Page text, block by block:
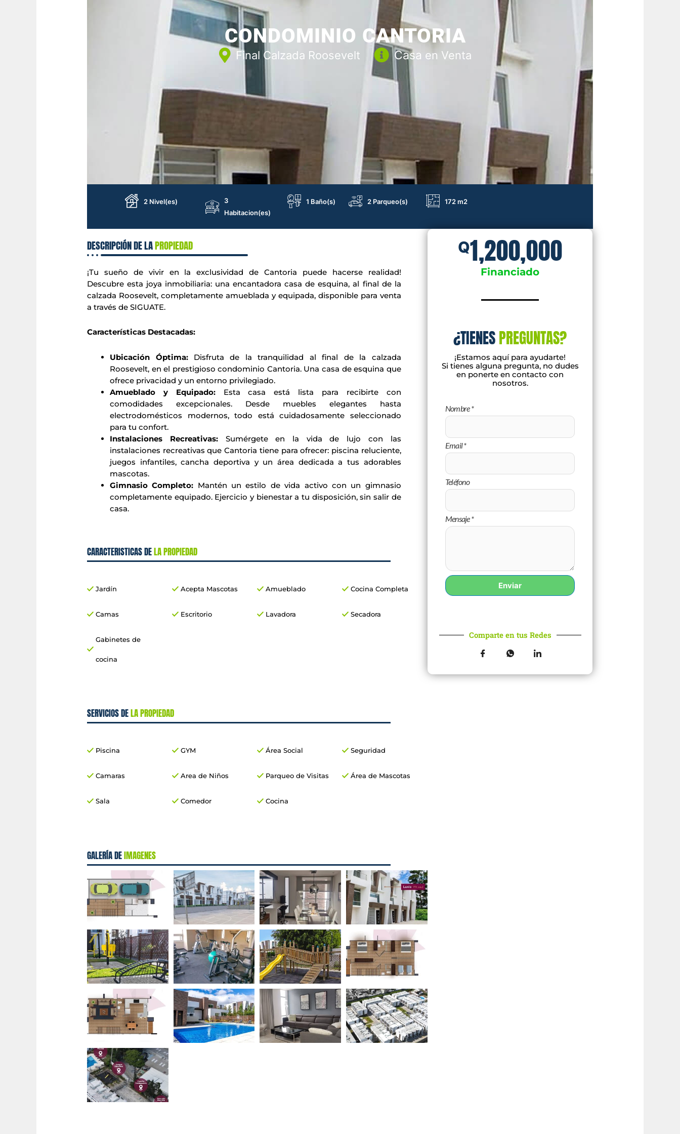
CONDOMINIO CANTORIA
Final Calzada Roosevelt Casa en Venta
2 Nivel(es)
3
Habitacion(es)
1 Baño(s) 2 Parqueo(s) 172 m2
DESCRIPCIÓN DE LAPROPIEDAD
¡Tu sueño de vivir en la exclusividad de Cantoria puede hacerse realidad!
Descubre esta joya inmobiliaria: una encantadora casa de esquina, al final de la
calzada Roosevelt, completamente amueblada y equipada, disponible para venta
a través de SIGUATE.
Características Destacadas:
Ubicación Óptima:Disfruta de la tranquilidad al final de la calzada
Roosevelt, en el prestigioso condominio Cantoria. Una casa de esquina que
ofrece privacidad y un entorno privilegiado.
Amueblado y Equipado:Esta casa está lista para recibirte con
comodidades excepcionales. Desde muebles elegantes hasta
electrodomésticos modernos, todo está cuidadosamente seleccionado
para tu confort.
Instalaciones Recreativas:Sumérgete en la vida de lujo con las
instalaciones recreativas que Cantoria tiene para ofrecer: piscina reluciente,
juegos infantiles, cancha deportiva y un área dedicada a tus adorables
mascotas.
Gimnasio Completo: Mantén un estilo de vida activo con un gimnasio
completamente equipado. Ejercicio y bienestar a tu disposición, sin salir de
casa.
CARACTERISTICAS DELA PROPIEDAD
Jardín Acepta Mascotas Amueblado Cocina Completa
Camas Escritorio Lavadora Secadora
Gabinetes de
cocina
SERVICIOS DELA PROPIEDAD
Piscina GYM Área Social Seguridad
Camaras Area de Niños Parqueo de Visitas Área de Mascotas
Sala Comedor Cocina
GALERÍA DEIMAGENES
Q1,200,000
Financiado
¿TIENESPREGUNTAS?
¡Estamos aquípara ayudarte!
Si tienes alguna pregunta,no dudes
en ponerte en contacto con
nosotros.
Nombre*
Email*
Teléfono
Mensaje*
Enviar
Comparte en tus Redes